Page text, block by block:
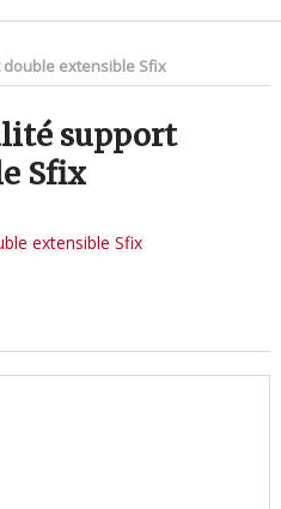
extensible Sfix
support
Sfix
extensible Sfix